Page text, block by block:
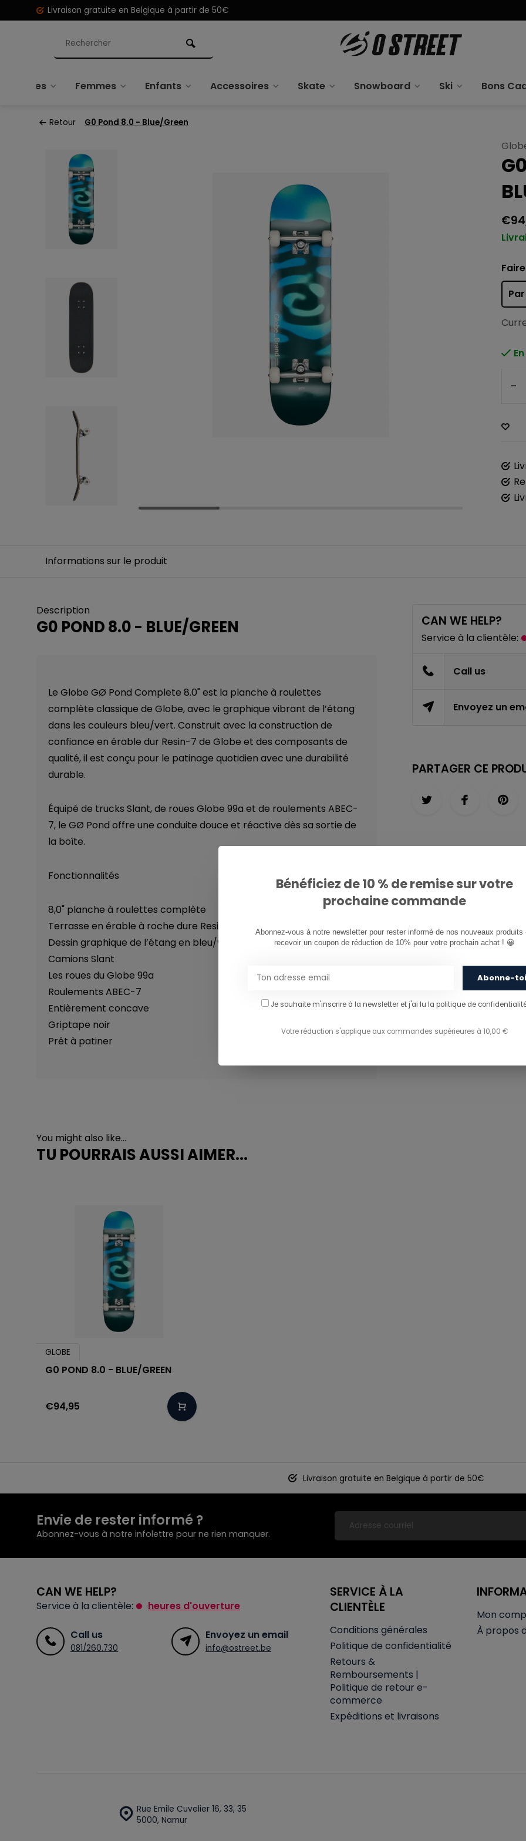
Livraison gratuite en Belgique à partir de 50€
Hommes Femmes Enfants Accessoires Skate Snowboard Ski Bons
Retour G0 Pond 8.0 - Blue/Green
-
Informations sur le produit
Description
G0 POND 8.0 - BLUE/GREEN
Le Globe GØ Pond Complete 8.0" est la planche à roulettes
complète classique de Globe, avec le graphique vibrant de l’étang
dans les couleurs bleu/vert. Construit avec la construction de
confiance en érable dur Resin-7 de Globe et des composants de
qualité, il est conçu pour le patinage quotidien avec une durabilité
durable.
Équipé de trucks Slant, de roues Globe 99a et de roulements ABEC-
7, le GØ Pond offre une conduite douce et réactive dès sa sortie de
la boîte.
Fonctionnalités
8,0" planche à roulettes complète
Terrasse en érable à roche dure Resin-7
Dessin graphique de l’étang en bleu/vert
Camions Slant
Les roues du Globe 99a
Roulements ABEC-7
Entièrement concave
Griptape noir
Prêt à patiner
CAN WE HELP?
Service à la clientèle:
Call us
Envoyez un
PARTAGER CE
You might also like...
TU POURRAIS AUSSI AIMER...
GLOBE
G0 POND 8.0 - BLUE/GREEN
€94,95
Livraison gratuite en Belgique à partir de 50€
Envie de rester informé ?
Abonnez-vous à notre infolettre pour ne rien manquer.
CAN WE HELP?
Service à la clientèle: heures d'ouverture
Call us
081/260.730
Envoyez un email
info@ostreet.be
SERVICE À LA
CLIENTÈLE
Conditions générales
Politique de confidentialité
Retours &
Remboursements |
Politique de retour e-
commerce
Expéditions et livraisons
Mon
À propos
Rue Emile Cuvelier 16, 33, 35
5000, Namur
Bénéficiez de 10 % de remise sur votre
prochaine commande
Abonnez-vous à notre newsletter pour rester informé de nos nouveaux produits
recevoir un coupon de réduction de 10% pour votre prochain achat ! 😀
Abonne-toi
Je souhaite m'inscrire à la newsletter et j'ai lu la politique de
Votre réduction s'applique aux commandes supérieures à 10,00 €